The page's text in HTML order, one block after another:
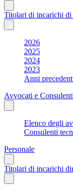
Titolari di incarichi di
2026
2025
2024
2023
Anni
Avvocati e
Elenco degli
Consulenti
Personale
Titolari di incarichi